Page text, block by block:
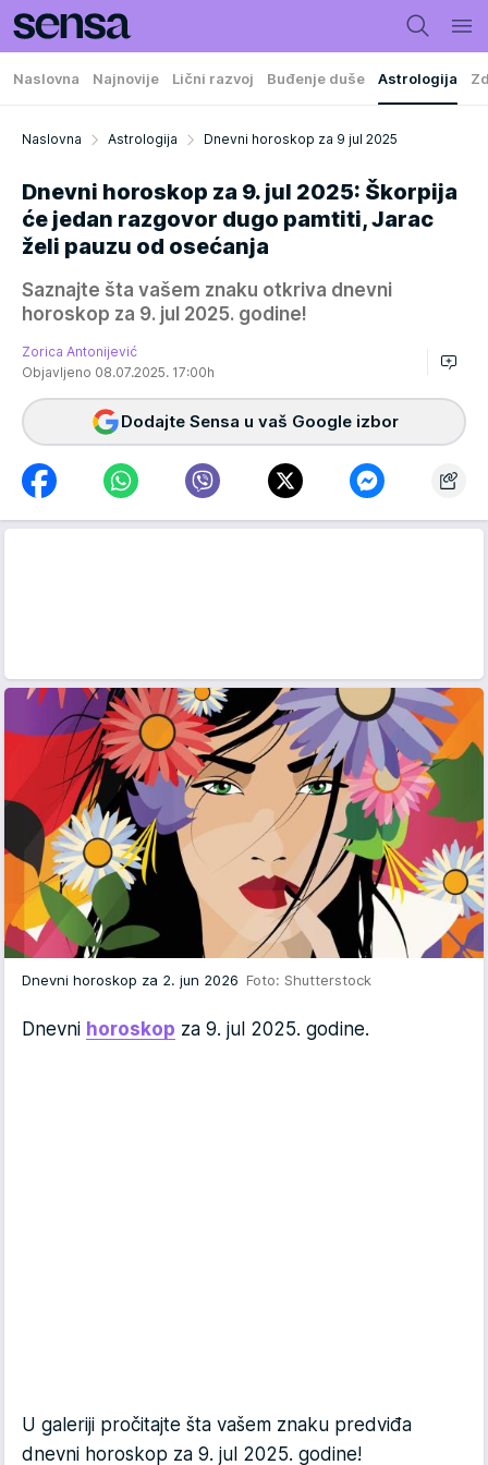
Naslovna Najnovije Lični razvoj Buđenje duše Astrologija
Naslovna Astrologija Dnevni horoskop za 9 jul 2025
Dnevni horoskop za 9. jul 2025: Škorpija
će jedan razgovor dugo pamtiti, Jarac
želi pauzu od osećanja
Saznajte šta vašem znaku otkriva dnevni
horoskop za 9. jul 2025. godine!
Zorica Antonijević
Objavljeno 08.07.2025. 17:00h
Dodajte Sensa u vaš Google izbor
Dnevni horoskop za 2. jun 2026 Foto: Shutterstock
Dnevni horoskop za 9. jul 2025. godine.
U galeriji pročitajte šta vašem znaku predviđa
dnevni horoskop za 9. jul 2025. godine!